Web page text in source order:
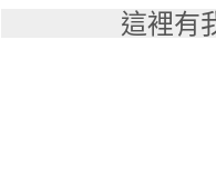
這裡有